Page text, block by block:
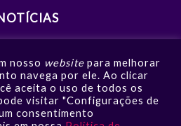
GALERIAS
VÍDEOS
NOTÍCIAS
nosso website para melhorar
navega por ele. Ao clicar
aceita o uso de todos os
visitar "Configurações de
consentimento